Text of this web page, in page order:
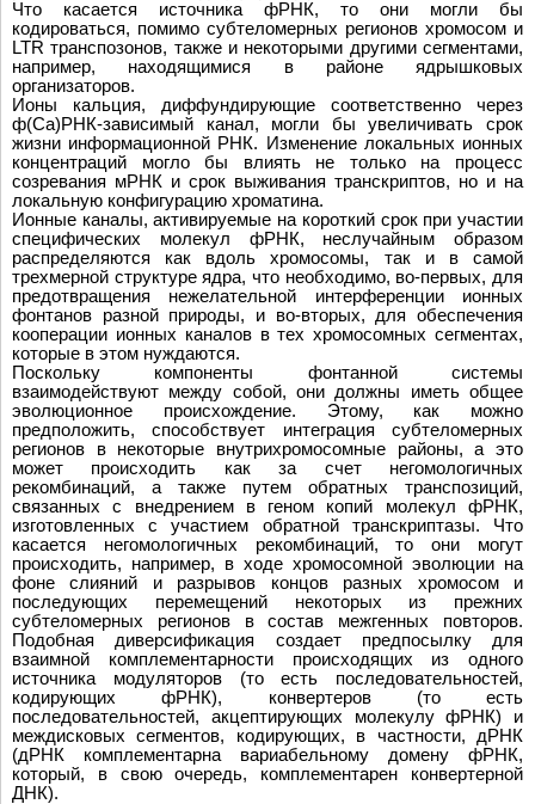
Что касается источника фРНК, то они могли бы
кодироваться, помимо субтеломерных регионов хромосом и
LTR транспозонов, также и некоторыми другими сегментами,
например, находящимися в районе ядрышковых
организаторов.
Ионы кальция, диффундирующие соответственно через
ф(Ca)РНК-зависимый канал, могли бы увеличивать срок
жизни информационной РНК. Изменение локальных ионных
концентраций могло бы влиять не только на процесс
созревания мРНК и срок выживания транскриптов, но и на
локальную конфигурацию хроматина.
Ионные каналы, активируемые на короткий срок при участии
специфических молекул фРНК, неслучайным образом
распределяются как вдоль хромосомы, так и в самой
трехмерной структуре ядра, что необходимо, во-первых, для
предотвращения нежелательной интерференции ионных
фонтанов разной природы, и во-вторых, для обеспечения
кооперации ионных каналов в тех хромосомных сегментах,
которые в этом нуждаются.
Поскольку компоненты фонтанной системы
взаимодействуют между собой, они должны иметь общее
эволюционное происхождение. Этому, как можно
предположить, способствует интеграция субтеломерных
регионов в некоторые внутрихромосомные районы, а это
может происходить как за счет негомологичных
рекомбинаций, а также путем обратных транспозиций,
связанных с внедрением в геном копий молекул фРНК,
изготовленных с участием обратной транскриптазы. Что
касается негомологичных рекомбинаций, то они могут
происходить, например, в ходе хромосомной эволюции на
фоне слияний и разрывов концов разных хромосом и
последующих перемещений некоторых из прежних
субтеломерных регионов в состав межгенных повторов.
Подобная диверсификация создает предпосылку для
взаимной комплементарности происходящих из одного
источника модуляторов (то есть последовательностей,
кодирующих фРНК), конвертеров (то есть
последовательностей, акцептирующих молекулу фРНК) и
междисковых сегментов, кодирующих, в частности, дРНК
(дРНК комплементарна вариабельному домену фРНК,
который, в свою очередь, комплементарен конвертерной
ДНК).